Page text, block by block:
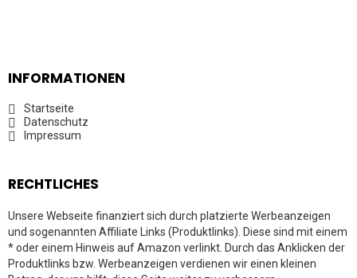
INFORMATIONEN
Startseite
Datenschutz
Impressum
RECHTLICHES
Unsere Webseite finanziert sich durch platzierte Werbeanzeigen
und sogenannten Affiliate Links (Produktlinks). Diese sind mit einem
* oder einem Hinweis auf Amazon verlinkt. Durch das Anklicken der
Produktlinks bzw. Werbeanzeigen verdienen wir einen kleinen